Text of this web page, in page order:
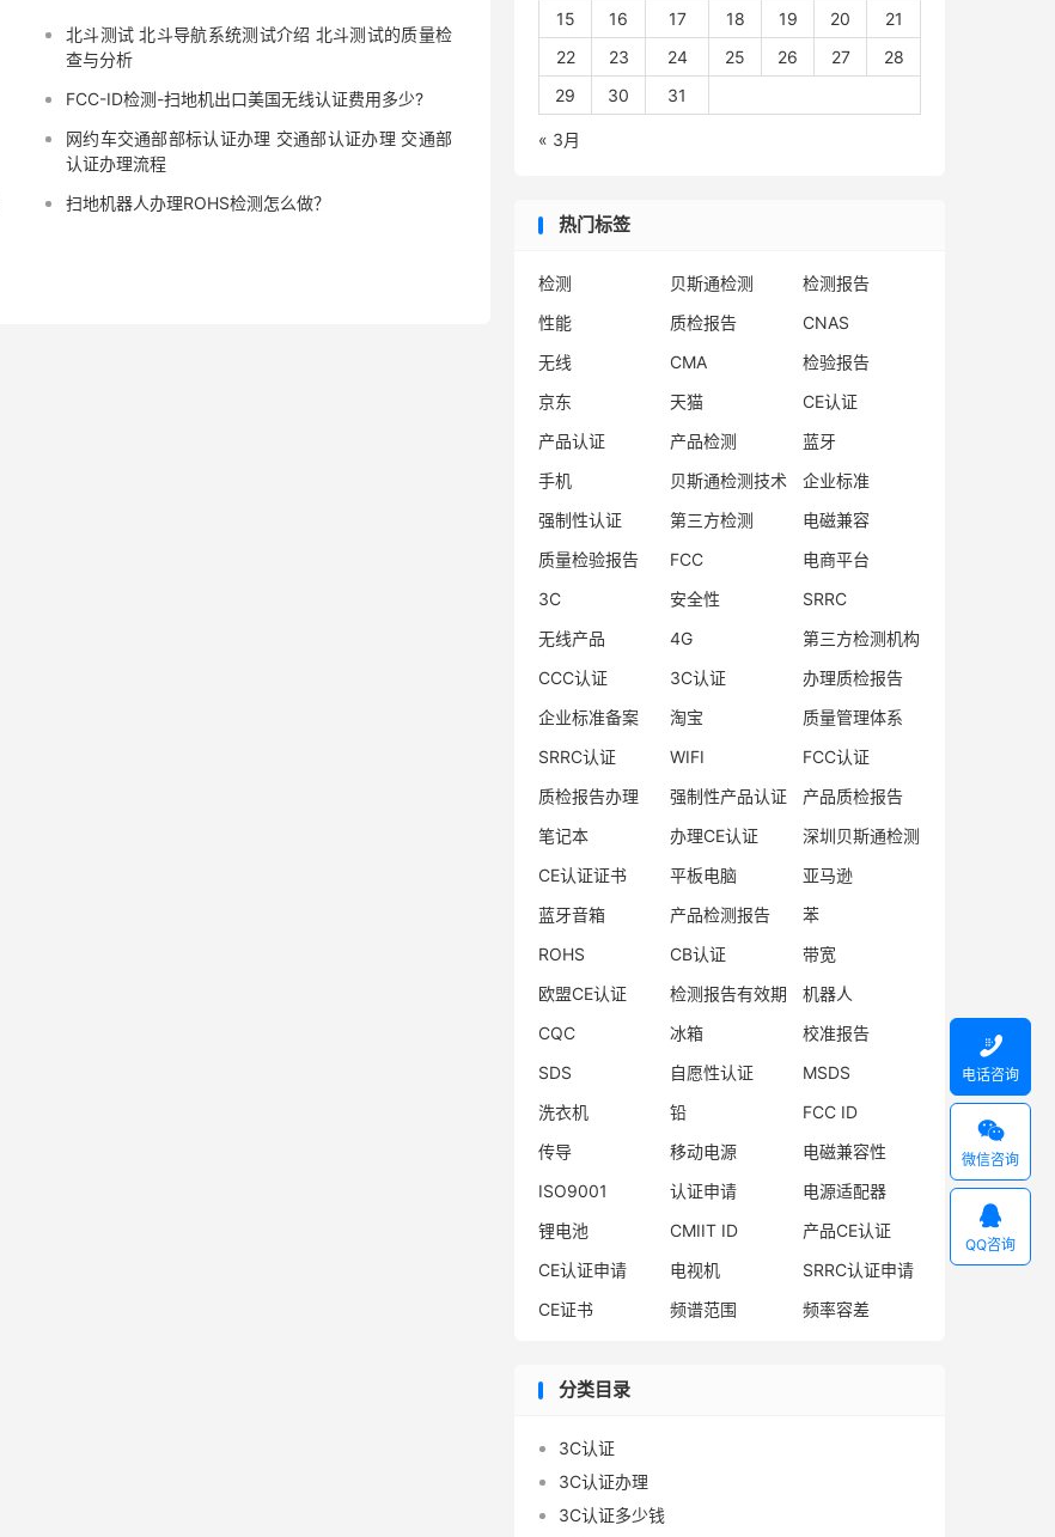
北斗测试 北斗导航系统测试介绍 北斗测试的质量检
查与分析
FCC-ID检测-扫地机出口美国无线认证费用多少?
网约车交通部部标认证办理 交通部认证办理 交通部
认证办理流程
扫地机器人办理ROHS检测怎么做？
15
16 17 18 19 20
21
22
23 24 25 26 27
28
29
30 31
« 3月
热门标签
检测 贝斯通检测
检测报告
性能
质检报告
CNAS
无线
CMA
检验报告
京东
天猫
CE认证
产品认证
产品检测
蓝牙
手机
贝斯通检测技术
企业标准
强制性认证
第三方检测
电磁兼容
质量检验报告
FCC
电商平台
3C
安全性
SRRC
无线产品
4G
第三方检测机构
CCC认证
3C认证
办理质检报告
企业标准备案
淘宝
质量管理体系
SRRC认证
WIFI
FCC认证
质检报告办理
强制性产品认证
产品质检报告
笔记本
办理CE认证
深圳贝斯通检测
CE认证证书
平板电脑
亚马逊
蓝牙音箱
产品检测报告
苯
ROHS
CB认证
带宽
欧盟CE认证
检测报告有效期
机器人
CQC
冰箱
校准报告
SDS
自愿性认证
MSDS
洗衣机
铅
FCC ID
传导
移动电源
电磁兼容性
ISO9001
认证申请
电源适配器
锂电池
CMIIT ID
产品CE认证
CE认证申请
电视机
SRRC认证申请
CE证书
频谱范围 频率容差
分类目录
3C认证
3C认证办理
3C认证多少钱

电话咨询

微信咨询

QQ咨询